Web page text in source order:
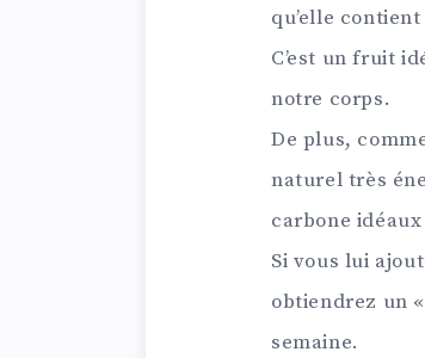
qu’elle
C’est un fruit
notre corps.
De plus,
naturel très
carbone
Si vous lui
obtiendrez un
semaine.